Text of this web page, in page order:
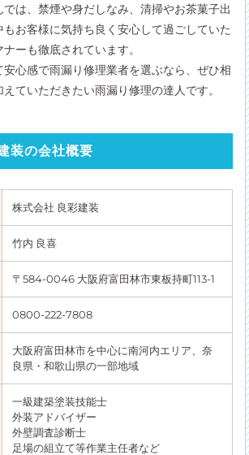
では、禁煙や身だしなみ、清掃やお茶菓子出
もお客様に気持ち良く安心して過ごしていた
ーも徹底されています。
心感で雨漏り修理業者を選ぶなら、ぜひ相
ていただきたい雨漏り修理の達人です。
装の会社概要
株式会社 良彩建装
竹内 良喜
〒584-0046 大阪府富田林市東板持町113-1
0800-222-7808
大阪府富田林市を中心に南河内エリア、奈
良県・和歌山県の一部地域
一級建築塗装技能士
外装アドバイザー
外壁調査診断士
足場の組立て等作業主任者など